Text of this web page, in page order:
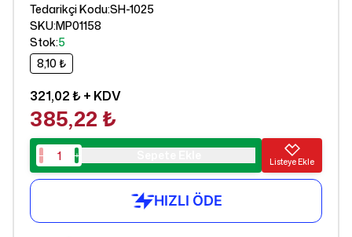
Tedarikçi Kodu:SH-1025
SKU:MP01158
Stok:5
8,10 ₺
321,02 ₺+ KDV
385,22 ₺
Listeye Ekle